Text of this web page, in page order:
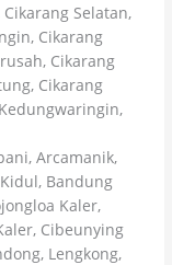
Selatan,
Cikarang
Cikarang
Cikarang
Arcamanik,
Bandung
Kaler,
Cibeunying
Lengkong,